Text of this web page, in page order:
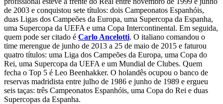
de 2003 e conquistou sete títulos: dois Campeonatos Espanhóis,
duas Ligas dos Campeões da Europa, uma Supercopa da Espanha,
uma Supercopa da UEFA e uma Copa Intercontinental. Em seguida,
quem pode ser citado é Carlo Ancelotti. O italiano comandou o
time merengue de junho de 2013 a 25 de maio de 2015 e faturou
quatro títulos: uma Liga dos Campeões da Europa, uma Copa do
Rei, uma Supercopa da UEFA e um Mundial de Clubes. Quem
fecha o Top 5 é Leo Beenhakker. O holandês ocupou o banco de
reservas madridista entre julho de 1986 e junho de 1989 e ergueu
seis taças: três Campeonatos Espanhóis, uma Copa do Rei e duas
Supercopas da Espanha.